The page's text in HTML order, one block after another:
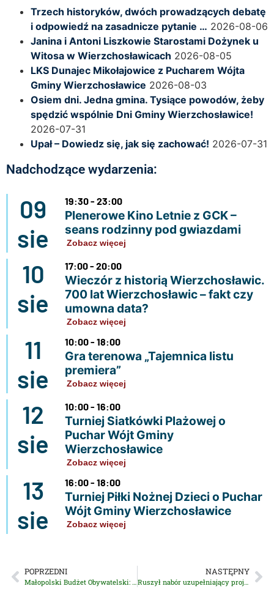
Trzech historyków, dwóch prowadzących debatę
i odpowiedź na zasadnicze pytanie … 2026-08-06
Janina i Antoni Liszkowie Starostami Dożynek u
Witosa w Wierzchosławicach 2026-08-05
LKS Dunajec Mikołajowice z Pucharem Wójta
Gminy Wierzchosławice 2026-08-03
Osiem dni. Jedna gmina. Tysiące powodów, żeby
spędzić wspólnie Dni Gminy Wierzchosławice!
2026-07-31
Upał – Dowiedz się, jak się zachować! 2026-07-31
Nadchodzące wydarzenia:
09
sie
19:30 - 23:00
Plenerowe Kino Letnie z GCK –
seans rodzinny pod gwiazdami
Zobacz więcej
10
sie
17:00 - 20:00
Wieczór z historią Wierzchosławic.
700 lat Wierzchosławic – fakt czy
umowna data?
Zobacz więcej
11
sie
10:00 - 18:00
Gra terenowa „Tajemnica listu
premiera”
Zobacz więcej
12
sie
10:00 - 16:00
Turniej Siatkówki Plażowej o
Puchar Wójt Gminy
Wierzchosławice
Zobacz więcej
13
sie
16:00 - 18:00
Turniej Piłki Nożnej Dzieci o Puchar
Wójt Gminy Wierzchosławice
Zobacz więcej
POPRZEDNI
Małopolski Budżet Obywatelski: Składanie zadań przeniesione na jesień!
NASTĘPNY
Ruszył nabór uzupełniający projektu ,,Wyjdź na Plus”